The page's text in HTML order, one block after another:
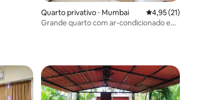
Quarto privativo ⋅ Mumbai 4,95 de uma
4,95 (21)
Grande quarto com ar-condicionado em